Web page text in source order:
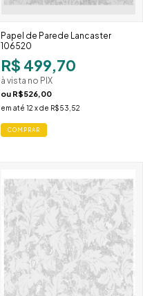
Papel de Parede Lancaster
106520
R$ 499,70
à vista no PIX
ou R$526,00
em até 12 x de R$53,52
COMPRAR